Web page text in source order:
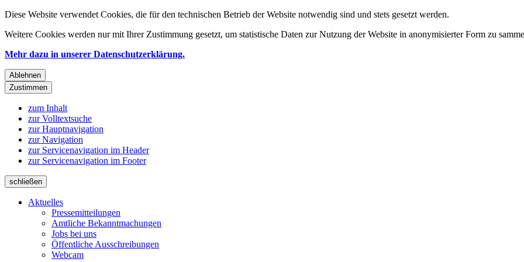
Diese Website verwendet Cookies, die für den technischen Betrieb der Website notwendig sind und stets gesetzt werden.
Weitere Cookies werden nur mit Ihrer Zustimmung gesetzt, um statistische Daten zur Nutzung der Website in anonymisierter Form zu
Mehr dazu in unserer Datenschutzerklärung.
Ablehnen
Zustimmen
zum Inhalt
zur Volltextsuche
zur Hauptnavigation
zur Navigation
zur Servicenavigation im Header
zur Servicenavigation im Footer
schließen
Aktuelles
Pressemitteilungen
Amtliche Bekanntmachungen
Jobs bei uns
Öffentliche Ausschreibungen
Webcam